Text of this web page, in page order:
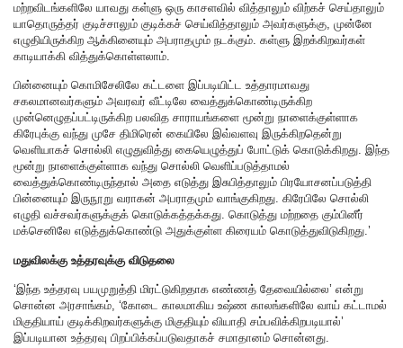
மற்றவிடங்களிலே யாவது கள்ளு ஒரு காசளவில் வித்தாலும் விற்கச் செய்தாலும்
யாதொருத்தர் குடிச்சாலும் குடிக்கச் செய்வித்தாலும் அவர்களுக்கு, முன்னே
எழுதியிருக்கிற ஆக்கினையும் அபராதமும் நடக்கும். கள்ளு இறக்கிறவர்கள்
காடியாக்கி வித்துக்கொள்ளலாம்.
பின்னையும் கொமிசேலிலே கட்டளை இப்படியிட்ட உத்தாரமாவது
சகலமானவர்களும் அவரவர் வீட்டிலே வைத்துக்கொண்டிருக்கிற
முன்னெழுதப்பட்டிருக்கிற பலவித சாராயங்களை மூன்று நாளைக்குள்ளாக
கிரேபுக்கு வந்து முசே திமிரென் கையிலே இவ்வளவு இருக்கிறதென்று
வெளியாகச் சொல்லி எழுதுவித்து கையெழுத்துப் போட்டுக் கொடுக்கிறது. இந்த
மூன்று நாளைக்குள்ளாக வந்து சொல்லி வெளிப்படுத்தாமல்
வைத்துக்கொண்டிருந்தால் அதை எடுத்து இசுபித்தாலும் பிரயோசனப்படுத்தி
பின்னையும் இருநூறு வராகன் அபராதமும் வாங்குகிறது. கிரேபிலே சொல்லி
எழுதி வச்சவர்களுக்குக் கொடுக்கத்தக்கது. கொடுத்து மற்றதை கும்பினீர்
மக்செனிலே எடுத்துக்கொண்டு அதுக்குள்ள கிரையம் கொடுத்துவிடுகிறது.’
மதுவிலக்கு உத்தரவுக்கு விடுதலை
‘இந்த உத்தரவு பயமுறுத்தி மிரட்டுகிறதாக எண்ணத் தேவையில்லை’ என்று
சொன்ன அரசாங்கம், ‘கோடை காலமாகிய உஷ்ண காலங்களிலே வாய் கட்டாமல்
மிகுதியாய் குடிக்கிறவர்களுக்கு மிகுதியும் வியாதி சம்பவிக்கிறபடியால்’
இப்படியான உத்தரவு பிறப்பிக்கப்படுவதாகச் சமாதானம் சொன்னது.